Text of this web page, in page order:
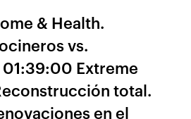
& Health.
vs.
Extreme
total.
en el